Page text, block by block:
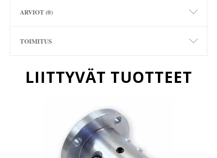
ARVIOT (0)
TOIMITUS
LIITTYVÄT TUOTTEET